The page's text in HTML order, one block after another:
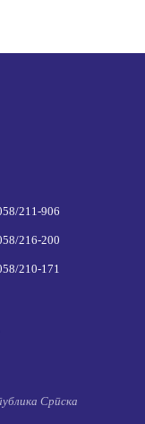
211-906
216-200
210-171
Српска